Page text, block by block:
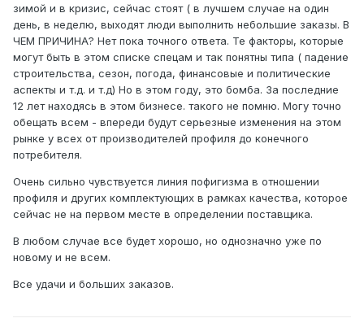
зимой и в кризис, сейчас стоят ( в лучшем случае на один
день, в неделю, выходят люди выполнить небольшие заказы. В
ЧЕМ ПРИЧИНА? Нет пока точного ответа. Те факторы, которые
могут быть в этом списке спецам и так понятны типа ( падение
строительства, сезон, погода, финансовые и политические
аспекты и т.д. и т.д) Но в этом году, это бомба. За последние
12 лет находясь в этом бизнесе. такого не помню. Могу точно
обещать всем - впереди будут серьезные изменения на этом
рынке у всех от производителей профиля до конечного
потребителя.
Очень сильно чувствуется линия пофигизма в отношении
профиля и других комплектующих в рамках качества, которое
сейчас не на первом месте в определении поставщика.
В любом случае все будет хорошо, но однозначно уже по
новому и не всем.
Все удачи и больших заказов.